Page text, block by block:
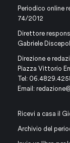
Periodico online
74/2012
Direttore
Gabriele
Direzione e
Piazza Vittorio
Tel:
Email:
Ricevi a casa il
Archivio del